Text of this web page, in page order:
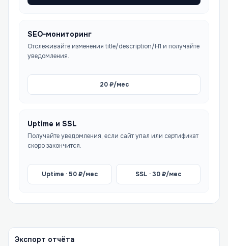
SEO-мониторинг
Отслеживайте изменения title/description/H1 и получайте
уведомления.
20₽/мес
Uptime и SSL
Получайте уведомления, если сайт упал или сертификат
скоро закончится.
Uptime ·50₽/мес SSL ·30₽/мес
Экспорт отчёта